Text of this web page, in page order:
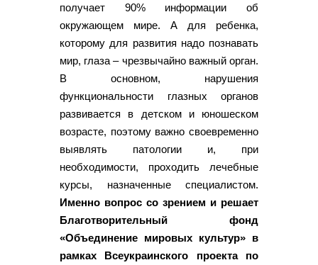
получает 90% информации об
окружающем мире. А для ребенка,
которому для развития надо познавать
мир, глаза – чрезвычайно важный орган.
В основном, нарушения
функциональности глазных органов
развивается в детском и юношеском
возрасте, поэтому важно своевременно
выявлять патологии и, при
необходимости, проходить лечебные
курсы, назначенные специалистом.
Именно вопрос со зрением и решает
Благотворительный фонд
«Объединение мировых культур» в
рамках Всеукраинского проекта по